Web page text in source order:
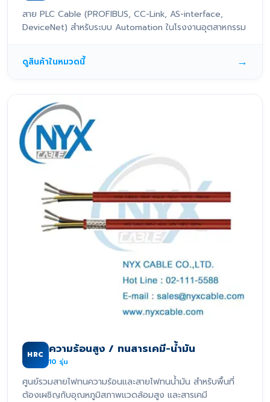
สาย PLC Cable (PROFIBUS, CC-Link, AS-interface,
DeviceNet) สำหรับระบบ Automation ในโรงงานอุตสาหกรรม
ดูสินค้าในหมวดนี้ →
HRC ความร้อนสูง / ทนสารเคมี-น้ำมัน
10 รุ่น
ศูนย์รวมสายไฟทนความร้อนและสายไฟทนน้ำมัน สำหรับพื้นที่
ต้องเผชิญกับอุณหภูมิสภาพแวดล้อมสูง และสารเคมี